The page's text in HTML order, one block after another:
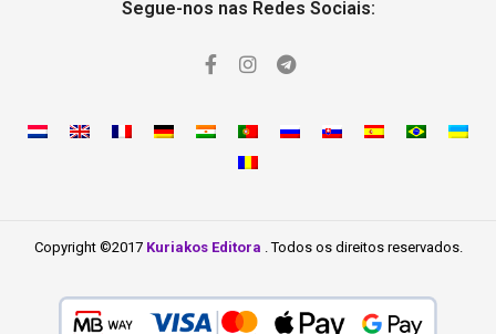
Segue-nos nas Redes Sociais:
Copyright ©2017 Kuriakos Editora . Todos os direitos reservados.